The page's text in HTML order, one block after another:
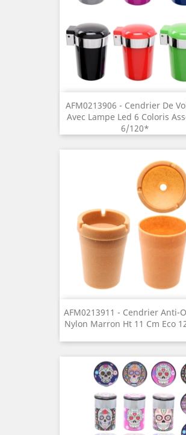
AFM0213906 - Cendrier De
Avec Lampe Led 6 Coloris
6/120*
AFM0213911 - Cendrier Anti-
Nylon Marron Ht 11 Cm Eco